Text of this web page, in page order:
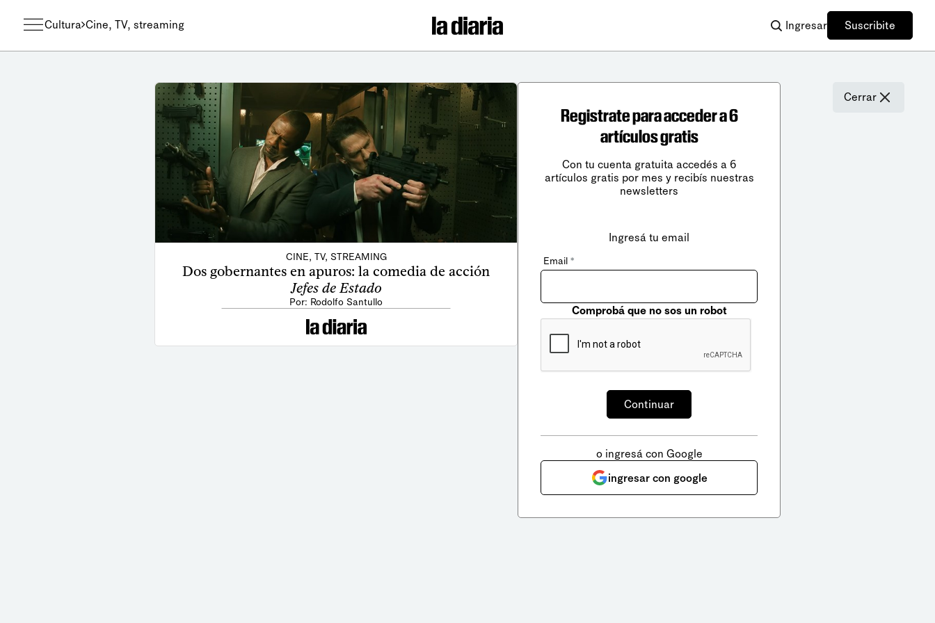
Cultura Cine, TV, streaming Ingresar Suscribite
CINE, TV, STREAMING
Dos gobernantes en apuros: la comedia de acción
Jefes de Estado
Por: Rodolfo Santullo
Cerrar
Registrate para acceder a 6
artículos gratis
Con tu cuenta gratuita accedés a 6
artículos gratis por mes y recibís nuestras
newsletters
Ingresá tu email
Email *
Comprobá que no sos un robot
o ingresá con Google
ingresar con google